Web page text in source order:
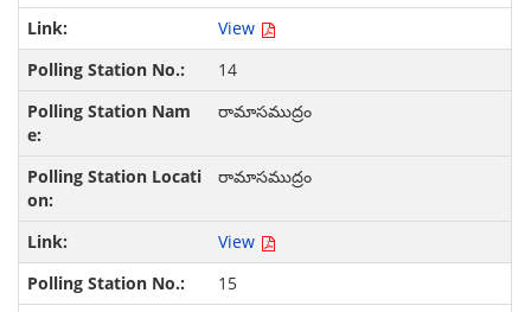
View
14
రామాసముద్రం
రామాసముద్రం
View
15